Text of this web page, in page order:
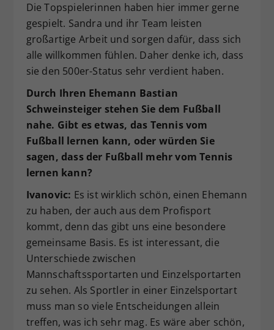
Die Topspielerinnen haben hier immer gerne
gespielt. Sandra und ihr Team leisten
großartige Arbeit und sorgen dafür, dass sich
alle willkommen fühlen. Daher denke ich, dass
sie den 500er-Status sehr verdient haben.
Durch Ihren Ehemann Bastian
Schweinsteiger stehen Sie dem Fußball
nahe. Gibt es etwas, das Tennis vom
Fußball lernen kann, oder würden Sie
sagen, dass der Fußball mehr vom Tennis
lernen kann?
Ivanovic: Es ist wirklich schön, einen Ehemann
zu haben, der auch aus dem Profisport
kommt, denn das gibt uns eine besondere
gemeinsame Basis. Es ist interessant, die
Unterschiede zwischen
Mannschaftssportarten und Einzelsportarten
zu sehen. Als Sportler in einer Einzelsportart
muss man so viele Entscheidungen allein
treffen, was ich sehr mag. Es wäre aber schön,